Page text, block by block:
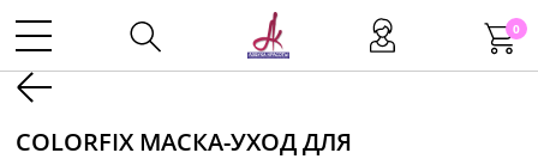
0
COLORFIX МАСКА-УХОД ДЛЯ